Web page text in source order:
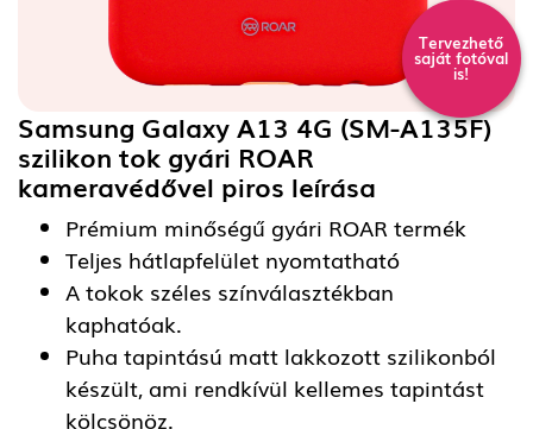
Tervezhető
saját fotóval
is!
Samsung Galaxy A13 4G (SM-A135F)
szilikon tok gyári ROAR
kameravédővel piros leírása
Prémium minőségű gyári ROAR termék
Teljes hátlapfelület nyomtatható
A tokok széles színválasztékban
kaphatóak.
Puha tapintású matt lakkozott szilikonból
készült, ami rendkívül kellemes tapintást
kölcsönöz.